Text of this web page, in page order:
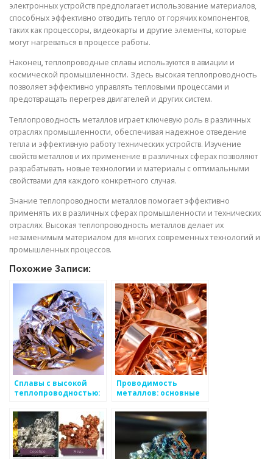
электронных устройств предполагает использование материалов,
способных эффективно отводить тепло от горячих компонентов,
таких как процессоры, видеокарты и другие элементы, которые
могут нагреваться в процессе работы.
Наконец, теплопроводные сплавы используются в авиации и
космической промышленности. Здесь высокая теплопроводность
позволяет эффективно управлять тепловыми процессами и
предотвращать перегрев двигателей и других систем.
Теплопроводность металлов играет ключевую роль в различных
отраслях промышленности, обеспечивая надежное отведение
тепла и эффективную работу технических устройств. Изучение
свойств металлов и их применение в различных сферах позволяют
разрабатывать новые технологии и материалы с оптимальными
свойствами для каждого конкретного случая.
Знание теплопроводности металлов помогает эффективно
применять их в различных сферах промышленности и технических
отраслях. Высокая теплопроводность металлов делает их
незаменимым материалом для многих современных технологий и
промышленных процессов.
Похожие Записи:
Сплавы с высокой
теплопроводностью:
применение
Проводимость
металлов: основные
значимость